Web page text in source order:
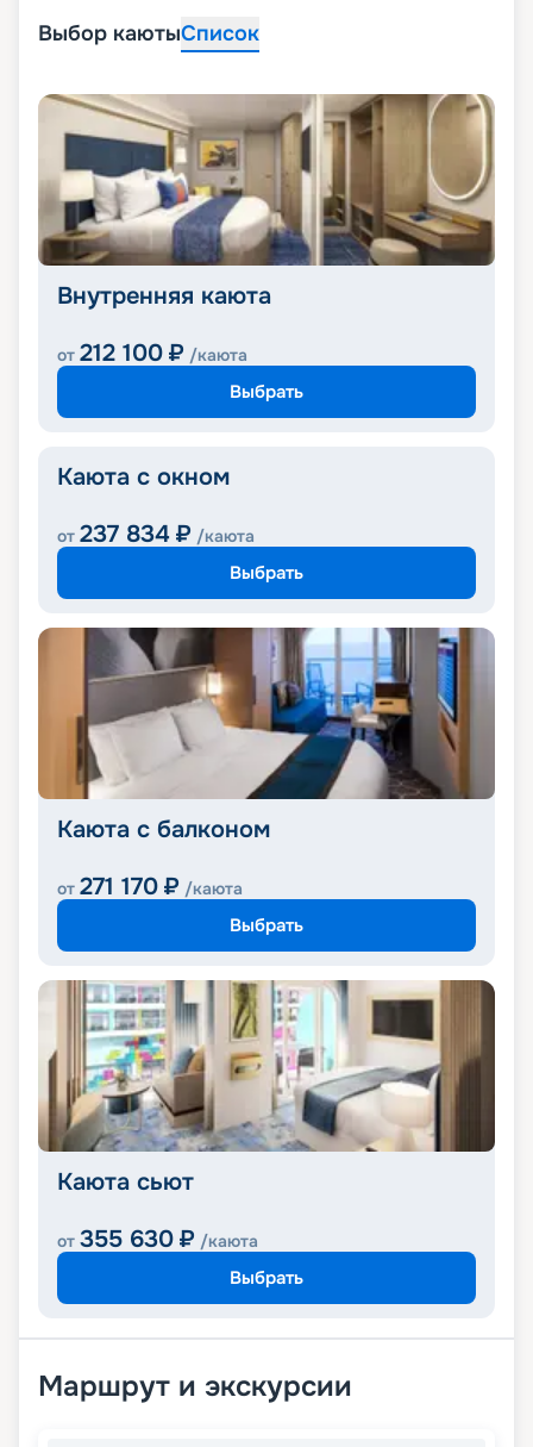
Выбор каютыСписок
Внутренняя каюта
от 212 100 ₽ /каюта
Выбрать
Каюта с окном
от 237 834 ₽ /каюта
Выбрать
Каюта с балконом
от 271 170 ₽ /каюта
Выбрать
Каюта сьют
от 355 630 ₽ /каюта
Выбрать
Маршрут и экскурсии